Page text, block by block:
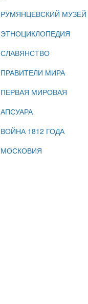
РУМЯНЦЕВСКИЙ МУЗЕЙ
ЭТНОЦИКЛОПЕДИЯ
СЛАВЯНСТВО
ПРАВИТЕЛИ МИРА
ПЕРВАЯ МИРОВАЯ
АПСУАРА
ВОЙНА 1812 ГОДА
МОСКОВИЯ